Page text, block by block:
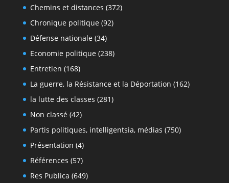
Chemins et distances (372)
Chronique politique(92)
Défense nationale(34)
Economie politique(238)
Entretien (168)
La guerre, la Résistance et la Déportation (162)
la lutte des classes (281)
Non classé(42)
Partis politiques, intelligentsia, médias (750)
Présentation (4)
Références (57)
Res Publica (649)